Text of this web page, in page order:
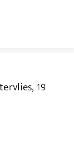
19